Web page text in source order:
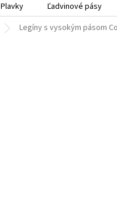
Plavky Ľadvinové pásy
Legíny s vysokým pásom